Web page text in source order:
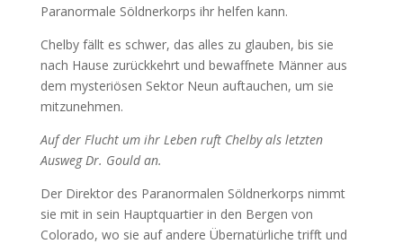
Paranormale Söldnerkorps ihr helfen kann.
Chelby fällt es schwer, das alles zu glauben, bis sie
nach Hause zurückkehrt und bewaffnete Männer aus
dem mysteriösen Sektor Neun auftauchen, um sie
mitzunehmen.
Auf der Flucht um ihr Leben ruft Chelby als letzten
Ausweg Dr. Gould an.
Der Direktor des Paranormalen Söldnerkorps nimmt
sie mit in sein Hauptquartier in den Bergen von
Colorado, wo sie auf andere Übernatürliche trifft und